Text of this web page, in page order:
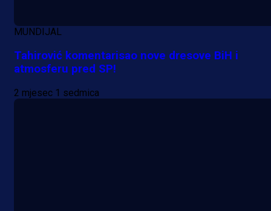
MUNDIJAL
Tahirović komentarisao nove dresove BiH i
atmosferu pred SP!
2 mjesec 1 sedmica